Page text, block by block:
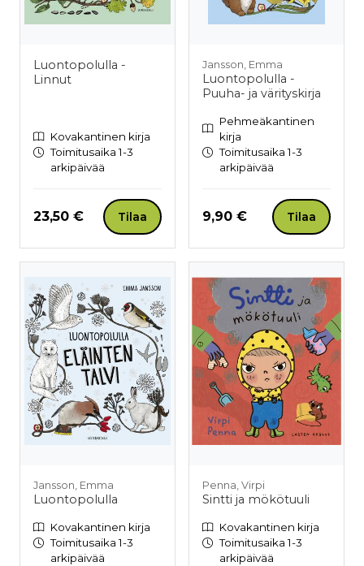
Luontopolulla -
Linnut
Kovakantinen kirja
Toimitusaika 1-3
arkipäivää
Hinta nyt
23,50 € Tilaa
Jansson, Emma
Luontopolulla -
Puuha- ja värityskirja
Pehmeäkantinen
kirja
Toimitusaika 1-3
arkipäivää
Hinta nyt
9,90 € Tilaa
Jansson, Emma
Luontopolulla
Kovakantinen kirja
Toimitusaika 1-3
arkipäivää
Penna, Virpi
Sintti ja mökötuuli
Kovakantinen kirja
Toimitusaika 1-3
arkipäivää